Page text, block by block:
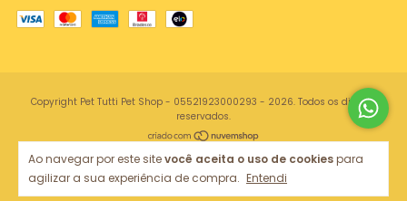
Ao navegar por este sitevocê aceita o uso de cookiespara
agilizar a sua experiência de compra. Entendi
Copyright Pet Tutti Pet Shop - 05521923000293 - 2026. Todos os direitos
reservados.